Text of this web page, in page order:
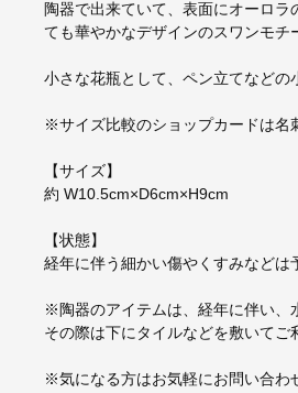
陶器で出来ていて、表面にオーロ
ても華やかなデザインのスワンモチ
小さな花瓶として、ペン立てなどの
※サイズ比較のショップカードは名
【サイズ】
約 W10.5cm×D6cm×H9cm
【状態】
経年に伴う細かい傷やくすみなどは
※陶器のアイテムは、経年に伴い、
その際は下にタイルなどを敷いて
※気になる方はお気軽にお問い合わ